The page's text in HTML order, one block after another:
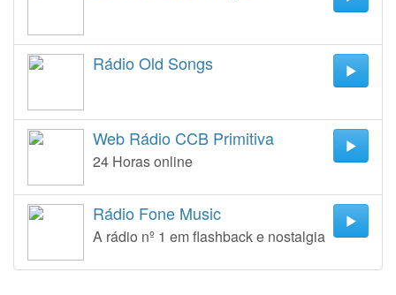
Rádio Old Songs
Web Rádio CCB Primitiva
24 Horas online
Rádio Fone Music
A rádio nº 1 em flashback e nostalgia